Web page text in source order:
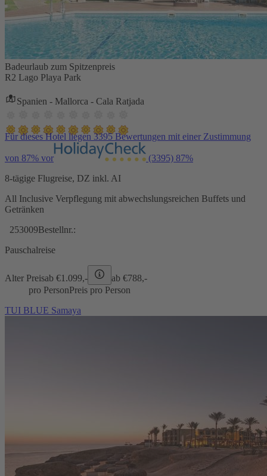
Badeurlaub zum Spitzenpreis
R2 Lago Playa Park
Spanien - Mallorca - Cala Ratjada
Für dieses Hotel liegen 3395 Bewertungen mit einer Zustimmung
von 87% vor (3395) 87%
8-tägige Flugreise, DZ inkl. AI
All Inclusive Verpflegung mit abwechslungsreichen Buffets und
Getränken
253009Bestellnr.:
Pauschalreise
Alter Preisab €1.099,- ab €788,-
pro PersonPreis pro Person
TUI BLUE Samaya